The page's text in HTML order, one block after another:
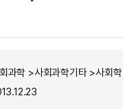
과학 >사회과학기타 >사회학